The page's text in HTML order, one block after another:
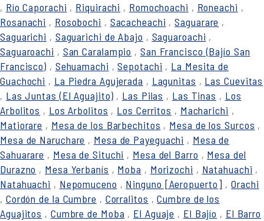
, Río Caporachi , Riquirachi , Romochoachi , Roneachi ,
Rosanachi , Rosobochi , Sacacheachi ,Saguarare ,
Saguarichi , Saguarichi de Abajo , Saguaroachi ,
Saguaroachi , San Caralampio , San Francisco (Bajío San
Francisco) , Sehuamachi ,Sepotachi , La Mesita de
Guachochi , La Piedra Agujerada , Lagunitas , Las Cuevitas
, Las Juntas (El Aguajito) , Las Pilas , Las Tinas , Los
Arbolitos , Los Arbolitos , Los Cerritos , Macharichi ,
Matiorare , Mesa de los Barbechitos , Mesa de los Surcos ,
Mesa de Naruchare , Mesa de Payeguachi , Mesa de
Sahuarare , Mesa de Situchi , Mesa del Barro , Mesa del
Durazno , Mesa Yerbanís , Moba , Morizochi , Natahuachi ,
Natahuachi , Nepomuceno , Ninguno [Aeropuerto] ,Orachi
, Cordón de la Cumbre , Corralitos ,Cumbre de los
Aguajitos , Cumbre de Moba , El Aguaje , El Bajío , El Barro